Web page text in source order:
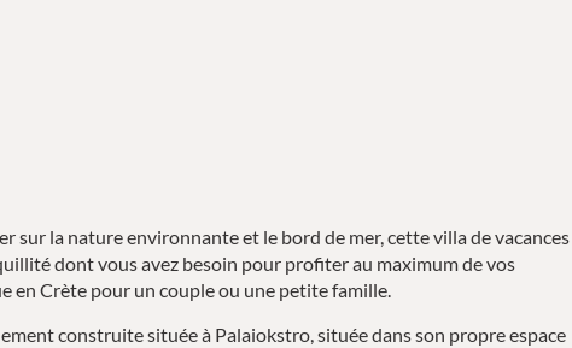
sur la nature environnante et le bord de mer, cette villa de vacances
dont vous avez besoin pour profiter au maximum de vos
en Crète pour un couple ou une petite famille.
construite située à Palaiokstro, située dans son propre espace